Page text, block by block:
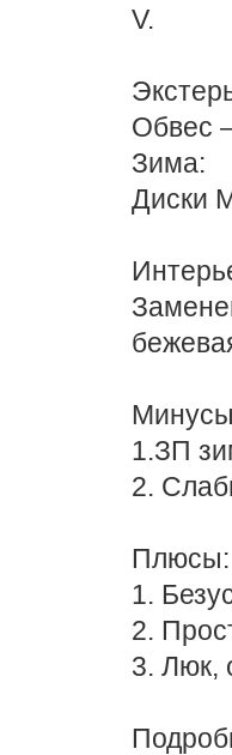
V.
Обвес
Зима:
Диски
1.ЗП
2.
Плюсы:
1.
2.
3. Люк,